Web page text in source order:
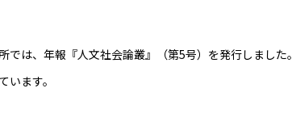
では、年報『人文社会論叢』（第5号）を発行しました。
ます。